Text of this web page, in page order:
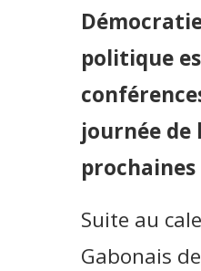
politique
journée de
Suite au
Gabonais